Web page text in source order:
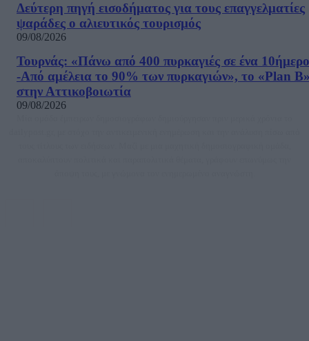
Δεύτερη πηγή εισοδήματος για τους επαγγελματίες
ψαράδες ο αλιευτικός τουρισμός
09/08/2026
Τουρνάς: «Πάνω από 400 πυρκαγιές σε ένα 10ήμερο
-Από αμέλεια το 90% των πυρκαγιών», το «Plan
στην Αττικοβοιωτία
09/08/2026